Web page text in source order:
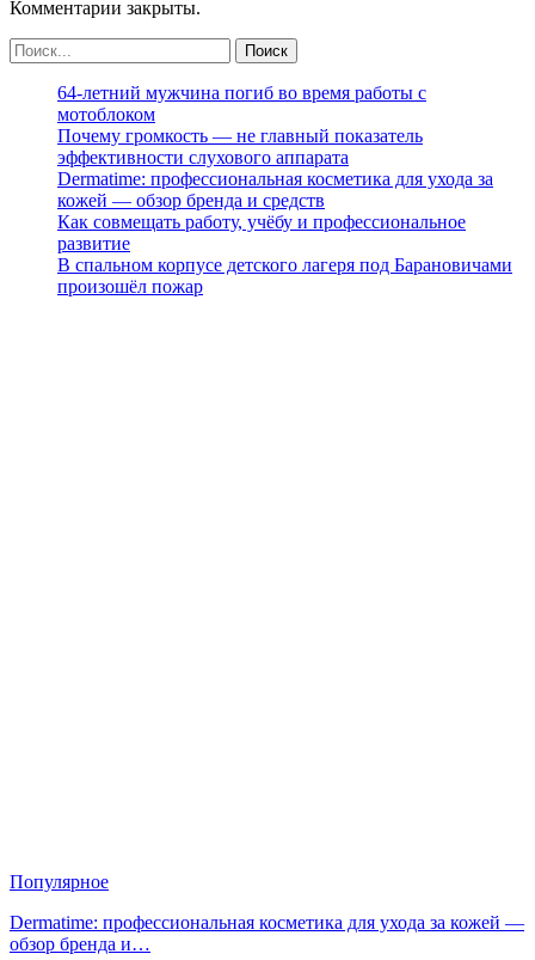
Комментарии закрыты.
64-летний мужчина погиб во время работы с
мотоблоком
Почему громкость — не главный показатель
эффективности слухового аппарата
Dermatime: профессиональная косметика для ухода за
кожей — обзор бренда и средств
Как совмещать работу, учёбу и профессиональное
развитие
В спальном корпусе детского лагеря под Барановичами
произошёл пожар
Популярное
Dermatime: профессиональная косметика для ухода за кожей —
обзор бренда и…